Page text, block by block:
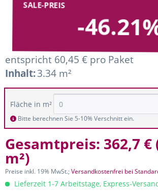
SALE-PREIS
-
entspricht 60,45 € pro Paket
Inhalt:3.34 m²
Fläche in m²
Bitte berechnen Sie 5-10% Verschnitt ein.
Gesamtpreis: 362,7 €
m²)
Preise inkl. 19% MwSt.;Versandkostenfrei bei
Lieferzeit 1-7 Arbeitstage, Express-